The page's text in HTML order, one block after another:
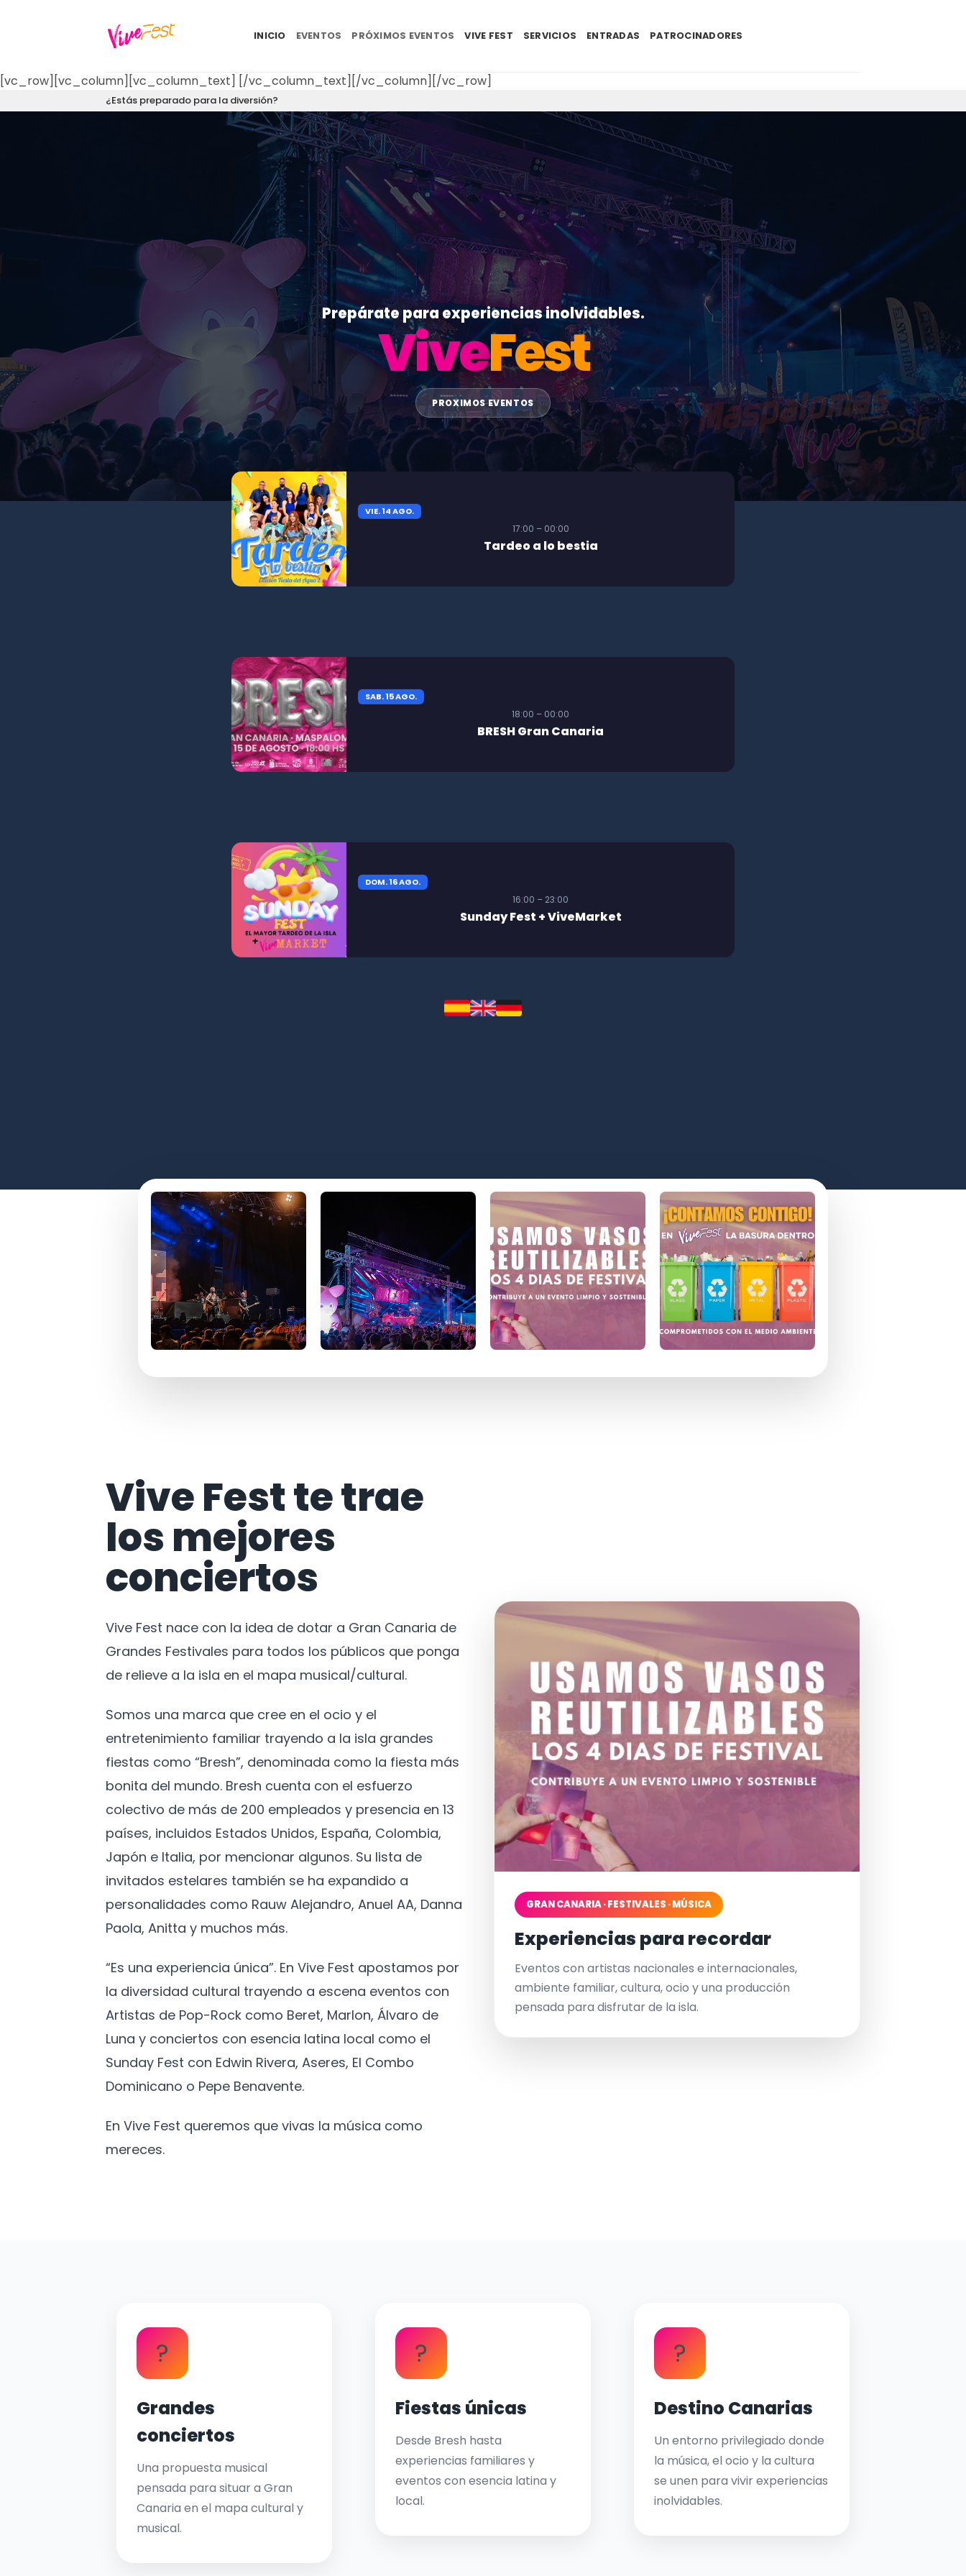
INICIO EVENTOS PRÓXIMOS EVENTOS VIVE FEST SERVICIOS ENTRADAS PATROCINADORES
[vc_row][vc_column][vc_column_text] [/vc_column_text][/vc_column][/vc_row]
¿Estás preparado para la diversión?
Prepárate para experiencias inolvidables.
ViveFest
PROXIMOS EVENTOS
VIE. 14 AGO.
17:00 – 00:00
Tardeo a lo bestia
SAB. 15 AGO.
18:00 – 00:00
BRESH Gran Canaria
DOM. 16 AGO.
16:00 – 23:00
Sunday Fest + ViveMarket
Vive Fest te trae
los mejores
conciertos
Vive Fest nace con la idea de dotar a Gran Canaria de
Grandes Festivales para todos los públicos que ponga
de relieve a la isla en el mapa musical/cultural.
Somos una marca que cree en el ocio y el
entretenimiento familiar trayendo a la isla grandes
fiestas como “Bresh”, denominada como la fiesta más
bonita del mundo. Bresh cuenta con el esfuerzo
colectivo de más de 200 empleados y presencia en 13
países, incluidos Estados Unidos, España, Colombia,
Japón e Italia, por mencionar algunos. Su lista de
invitados estelares también se ha expandido a
personalidades como Rauw Alejandro, Anuel AA, Danna
Paola, Anitta y muchos más.
“Es una experiencia única”. En Vive Fest apostamos por
la diversidad cultural trayendo a escena eventos con
Artistas de Pop-Rock como Beret, Marlon, Álvaro de
Luna y conciertos con esencia latina local como el
Sunday Fest con Edwin Rivera, Aseres, El Combo
Dominicano o Pepe Benavente.
En Vive Fest queremos que vivas la música como
mereces.
GRAN CANARIA · FESTIVALES · MÚSICA
Experiencias para recordar
Eventos con artistas nacionales e internacionales,
ambiente familiar, cultura, ocio y una producción
pensada para disfrutar de la isla.
?
Grandes
conciertos
Una propuesta musical
pensada para situar a Gran
Canaria en el mapa cultural y
musical.
?
Fiestas únicas
Desde Bresh hasta
experiencias familiares y
eventos con esencia latina y
local.
?
Destino Canarias
Un entorno privilegiado donde
la música, el ocio y la cultura
se unen para vivir experiencias
inolvidables.